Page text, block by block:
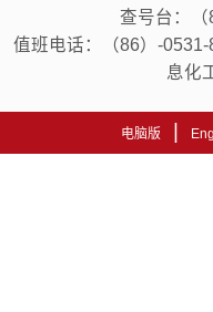
查号台：
值班电话：（86）-
息
电脑版